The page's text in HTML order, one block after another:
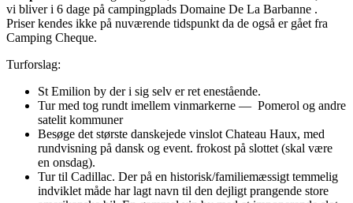
vi bliver i 6 dage på campingplads Domaine De La Barbanne .
Priser kendes ikke på nuværende tidspunkt da de også er gået fra
Camping Cheque.
Turforslag:
St Emilion by der i sig selv er ret enestående.
Tur med tog rundt imellem vinmarkerne — Pomerol og andre
satelit kommuner
Besøge det største danskejede vinslot Chateau Haux, med
rundvisning på dansk og event. frokost på slottet (skal være
en onsdag).
Tur til Cadillac. Der på en historisk/familiemæssigt temmelig
indviklet måde har lagt navn til den dejligt prangende store